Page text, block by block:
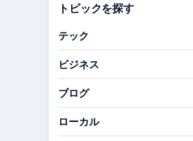
トピックを探す
テック
ビジネス
ブログ
ローカル